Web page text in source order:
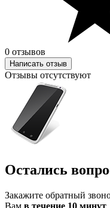
0 отзывов
Написать отзыв
Отзывы отсутствуют
Остались
Закажите обратный
Вам в течение 10 минут